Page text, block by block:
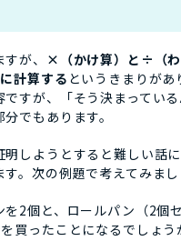
が、
×（かけ算）と÷（
計算するというきまりがあ
すが、「そう決まってい
でもあります。
しようとすると難しい話
す。次の例題で考えてみま
2個と、ロールパン（2個
買ったことになるでしょう